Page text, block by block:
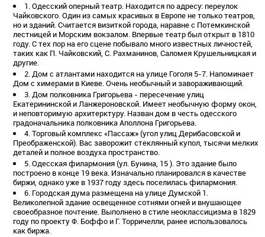
1. Одесский оперный театр. Находится по адресу: переулок
Чайковского. Один из самых красивых в Европе не только театров,
но и зданий. Считается визиткой города, наравне с Потемкинской
лестницей и Морским вокзалом. Впервые театр был открыт в 1810
году. С тех пор на его сцене побывало много известных личностей,
таких как П. Чайковский, С. Рахманинов, Саломея Крушельницкая и
другие.
2. Дом с атлантами находится на улице Гоголя 5-7. Напоминает
Дом с химерами в Киеве. Очень необычный и завораживающий.
3. Дом полковника Григорьева - пересечение улиц
Екатерининской и Ланжероновской. Имеет необычную форму окон,
и неповторимую архитерктуру. Назван дом в честь одесского
градоначальника полковника Аполлона Григорьева.
4. Торговый комплекс «Пассаж» (угол улиц Дерибасовской и
Преображенской). Вас заворожит стеклянный купол, тысячи мелких
деталей и полное воздуха пространство.
5. Одесская филармония (ул. Бунина, 15 ). Это здание было
построено в конце 19 века. Изначально планировался в качестве
биржи, однако уже в 1937 году здесь поселилась филармония.
6. Городская дума размещена на улице Думской 1.
Великолепной здание освещенное сотнями огней и внушающее
своеобразное почтение. Выполнено в стиле неоклассицизма в 1829
году по проекту Ф. Боффо и Г. Торричелли, ранее использовалось
как биржа.